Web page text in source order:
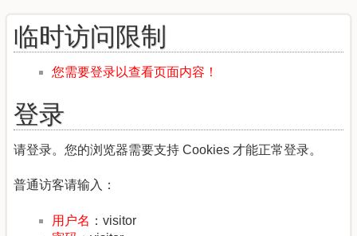
临时访问限制
您需要登录以查看页面内容！
登录
请登录。您的浏览器需要支持 Cookies 才能正常登录。
普通访客请输入：
用户名 ：visitor